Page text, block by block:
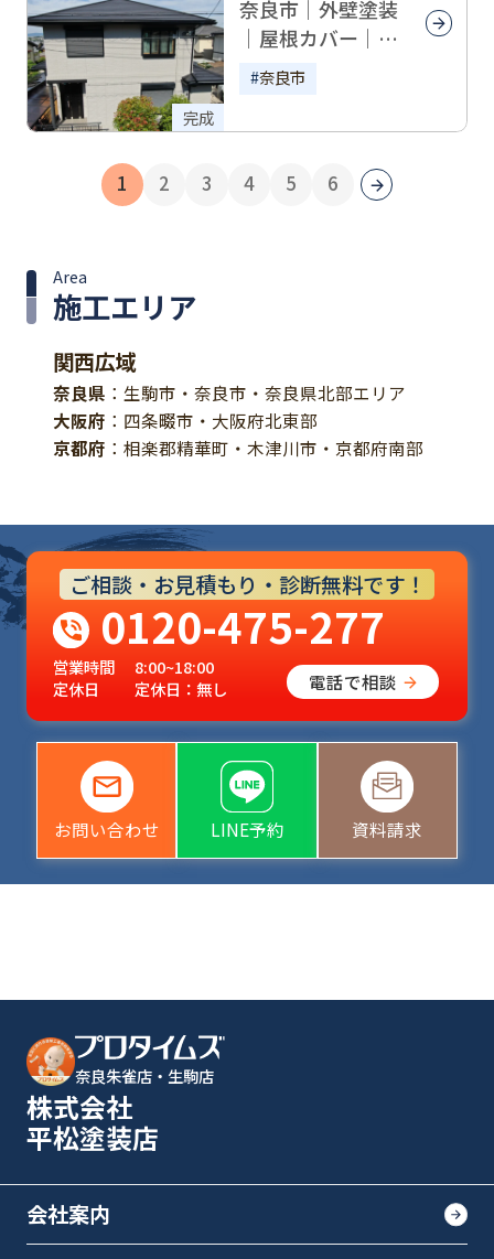
完成
奈良市｜外壁塗装
｜屋根カバー｜ガ
ルテクト｜Y様邸
奈良市
1 2 3 4 5 6
施工エリア
Area
関西広域
奈良県 ：生駒市・奈良市・奈良県北部エリア
大阪府 ：四条畷市・大阪府北東部
京都府 ：相楽郡精華町・木津川市・京都府南部
ご相談・お見積もり・診断無料です！
0120-475-277
営業時間
8:00~18:00
定休日
定休日：無し 電話で相談
お問い合わせ LINE予約 資料請求
奈良朱雀店・生駒店
株式会社
平松塗装店
会社案内